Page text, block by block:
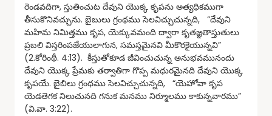
రెండవదిగా, స్తుతించుట దేవుని యొక్క కృపను అత్యధికముగా
తీసుకొనివచ్చును. బైబులు గ్రంథము సెలవిచ్చుచున్నది, “దేవుని
మహిమ నిమిత్తము కృప, యెక్కువమంది ద్వారా కృతజ్ఞతాస్తుతులు
ప్రబలి విస్తరింపజేయులాగున, సమస్తమైనవి మీకొరకైయున్నవి”
(2.కోరింథీ. 4:13). కీస్తుతోకూడ జీవించుచున్న అనుభవమునందు
దేవుని యొక్క ప్రేమకు తర్వాతిగా గొప్ప మధురమైనది దేవుని యొక్క
కృపయే. బైబిలు గ్రంథము సెలవిచ్చుచున్నది, “యెహోవా కృప
యెడతెగక నిలుచునది గనుక మనము నిర్మూలము కాకున్నవారము”
(వి.వా. 3:22).